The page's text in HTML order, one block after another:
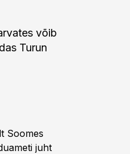
võib
Turun
Soomes
juht